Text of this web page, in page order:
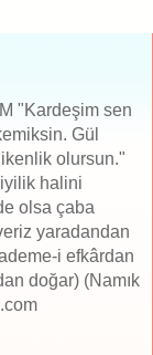
"Kardeşim sen
Gül
olursun."
halini
olsa çaba
yaradandan
i efkârdan
doğar) (Namık